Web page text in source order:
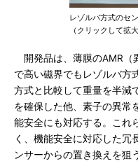
レゾルバ方式のセ
（クリックして拡
開発品は、薄膜のAMR（
で高い磁界でもレゾルバ方
方式と比較して重量を半減
を確保した他、素子の異常
能安全にも対応する。これ
く、機能安全に対応した冗
ンサーからの置き換えを狙